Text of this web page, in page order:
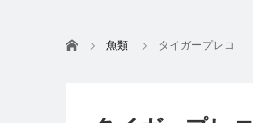
ホーム 魚類 タイガープレコ